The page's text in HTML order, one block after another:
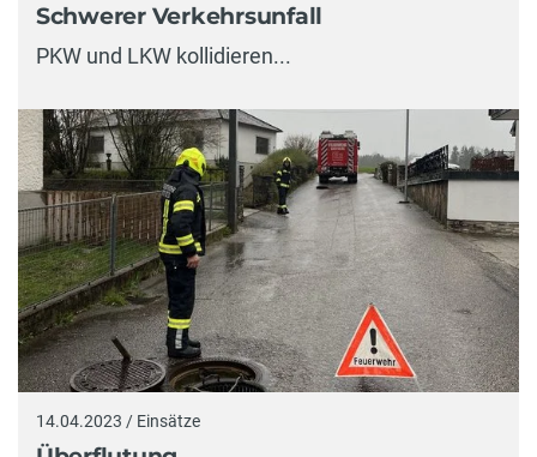
Schwerer Verkehrsunfall
PKW und LKW kollidieren...
14.04.2023 / Einsätze